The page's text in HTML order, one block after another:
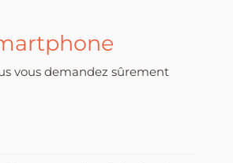
vous demandez sûrement